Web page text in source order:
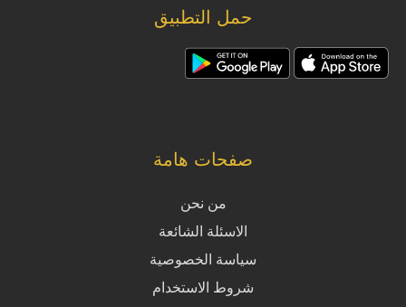
حمل التطبيق
صفحات هامة
من نحن
الاسئلة الشائعة
سياسة الخصوصية
شروط الاستخدام